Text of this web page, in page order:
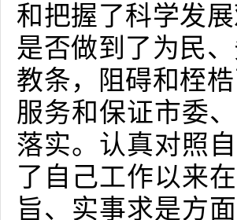
和把握了科学发
是否做到了为民
教条，阻碍和桎
服务和保证市委
落实。认真对照
了自己工作以来
旨、实事求是方